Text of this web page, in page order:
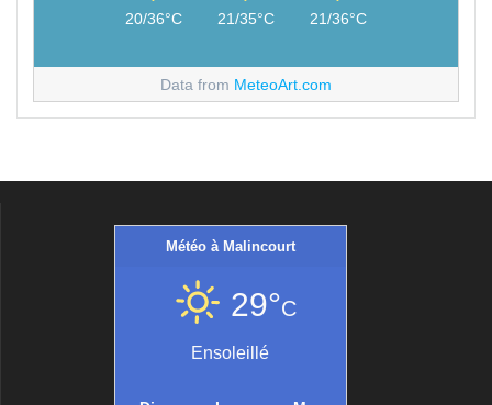
20/36°C 21/35°C 21/36°C
Data from MeteoArt.com
Météo à Malincourt
29°C
Ensoleillé